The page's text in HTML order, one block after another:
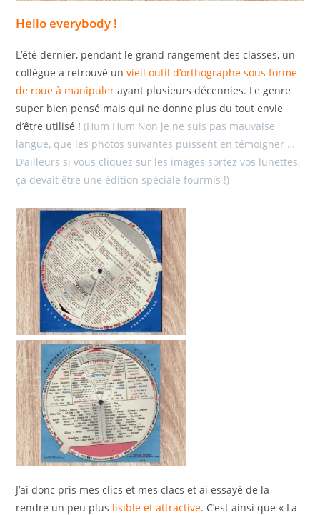
Hello everybody !
L’été dernier, pendant le grand rangement des classes, un
collègue a retrouvé unvieil outil d’orthographe sous forme
de roue à manipuler ayant plusieurs décennies. Le genre
super bien pensé mais qui ne donne plus du tout envie
d’être utilisé !(Hum Hum Non je ne suis pas mauvaise
langue, que les photos suivantes puissent en témoigner …
D’ailleurs si vous cliquez sur les images sortez vos lunettes,
ça devait être une édition spéciale fourmis !)
J’ai donc pris mes clics et mes clacs et ai essayé de la
rendre un peu plus lisible et attractive. C’est ainsi que « La